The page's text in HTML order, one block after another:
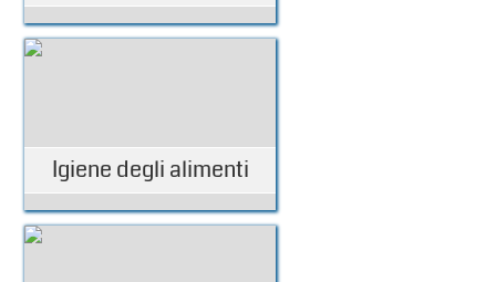
Igiene degli alimenti